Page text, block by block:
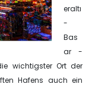
eraltı
-
Bas
ar -
wichtigster Ort der
Hafens auch ein